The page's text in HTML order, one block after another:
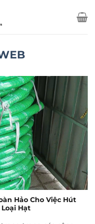
Hảo Cho Việc Hút
Loại Hạt